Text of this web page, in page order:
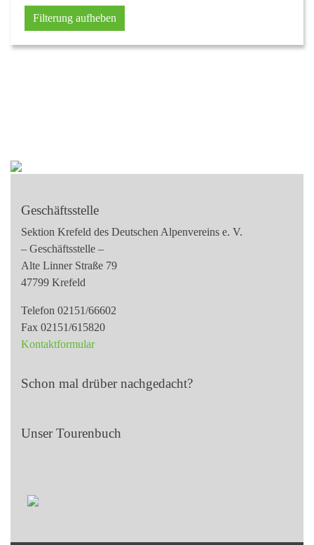
Filterung aufheben
Geschäftsstelle
Sektion Krefeld des Deutschen Alpenvereins e. V.
– Geschäftsstelle –
Alte Linner Straße 79
47799 Krefeld
Telefon 02151/66602
Fax 02151/615820
Kontaktformular
Schon mal drüber nachgedacht?
Unser Tourenbuch